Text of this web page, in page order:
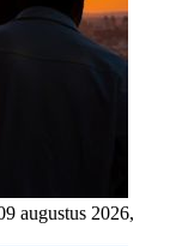
augustus 2026,